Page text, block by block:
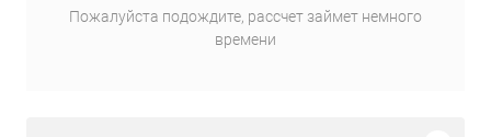
Пожалуйста подождите, рассчет займет немного
времени